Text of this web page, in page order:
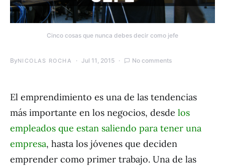
Cinco cosas que nunca debes decir como jefe
ByNICOLAS ROCHA Jul 11, 2015 No comments
El emprendimiento es una de las tendencias
más importante en los negocios, desde los
empleados que estan saliendo para tener una
empresa, hasta los jóvenes que deciden
emprender como primer trabajo. Una de las